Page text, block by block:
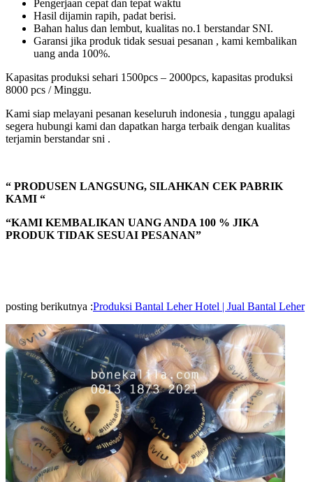
Pengerjaan cepat dan tepat waktu
Hasil dijamin rapih, padat berisi.
Bahan halus dan lembut, kualitas no.1 berstandar SNI.
Garansi jika produk tidak sesuai pesanan , kami kembalikan
uang anda 100%.
Kapasitas produksi sehari 1500pcs – 2000pcs, kapasitas produksi
8000 pcs / Minggu.
Kami siap melayani pesanan keseluruh indonesia , tunggu apalagi
segera hubungi kami dan dapatkan harga terbaik dengan kualitas
terjamin berstandar sni .
“ PRODUSEN LANGSUNG, SILAHKAN CEK PABRIK
KAMI “
“KAMI KEMBALIKAN UANG ANDA 100 % JIKA
PRODUK TIDAK SESUAI PESANAN”
posting berikutnya :Produksi Bantal Leher Hotel | Jual Bantal Leher